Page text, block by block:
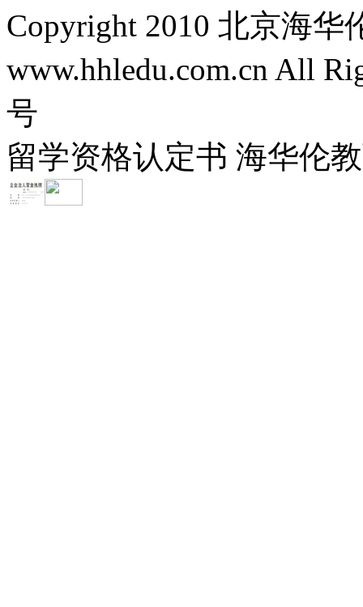
Copyright 2010 北京海
www.hhledu.com.cn All
号
留学资格认定书 海华伦